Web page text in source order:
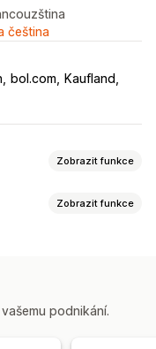
čeština
bol.com
Kaufland
Zobrazit funkce
Zobrazit funkce
podnikání.